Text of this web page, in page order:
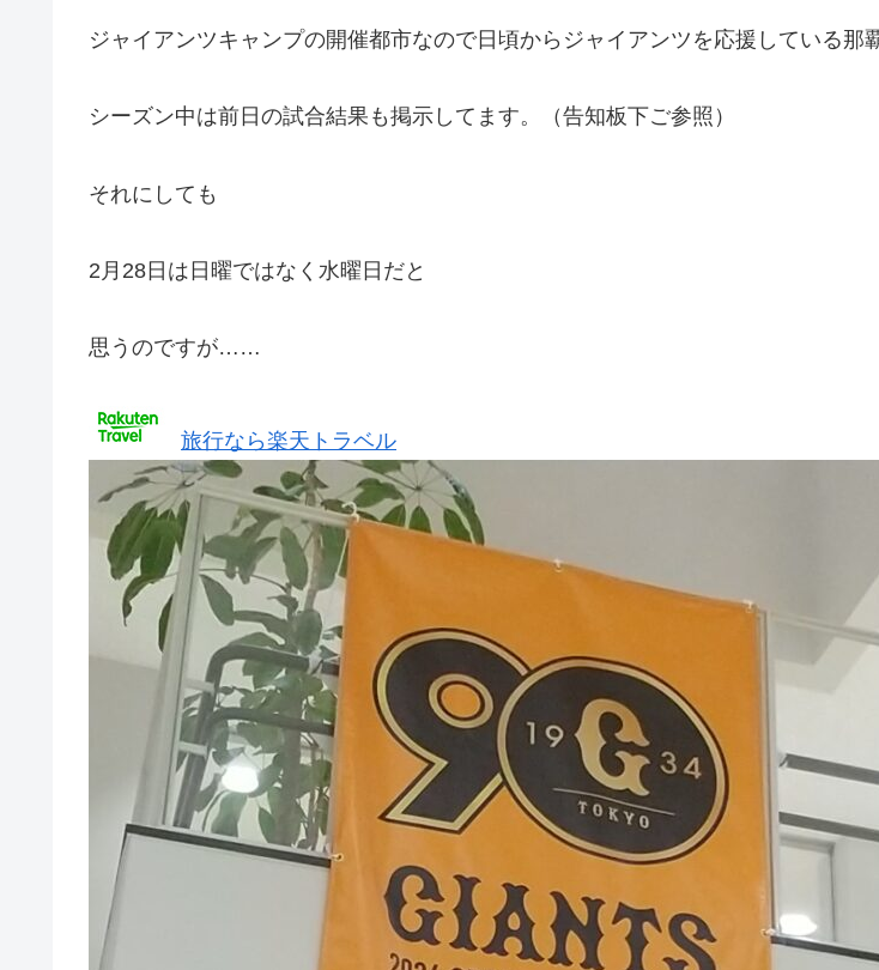
ジャイアンツキャンプの開催都市なので日頃からジャイアンツを応援している那
シーズン中は前日の試合結果も掲示してます。（告知板下ご参照）
それにしても
2月28日は日曜ではなく水曜日だと
思うのですが……
旅行なら楽天トラベル